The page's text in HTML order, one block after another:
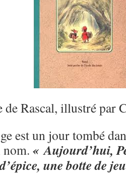
de Rascal, illustré par
est un jour tombé
nom. « Aujourd’hui,
une botte de